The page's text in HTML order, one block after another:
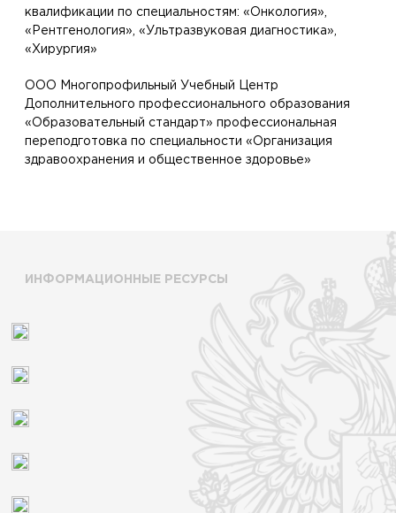
квалификации по специальностям: «Онкология»,
«Рентгенология», «Ультразвуковая диагностика»,
«Хирургия»
ООО Многопрофильный Учебный Центр
Дополнительного профессионального образования
«Образовательный стандарт» профессиональная
переподготовка по специальности «Организация
здравоохранения и общественное здоровье»
ИНФОРМАЦИОННЫЕ РЕСУРСЫ